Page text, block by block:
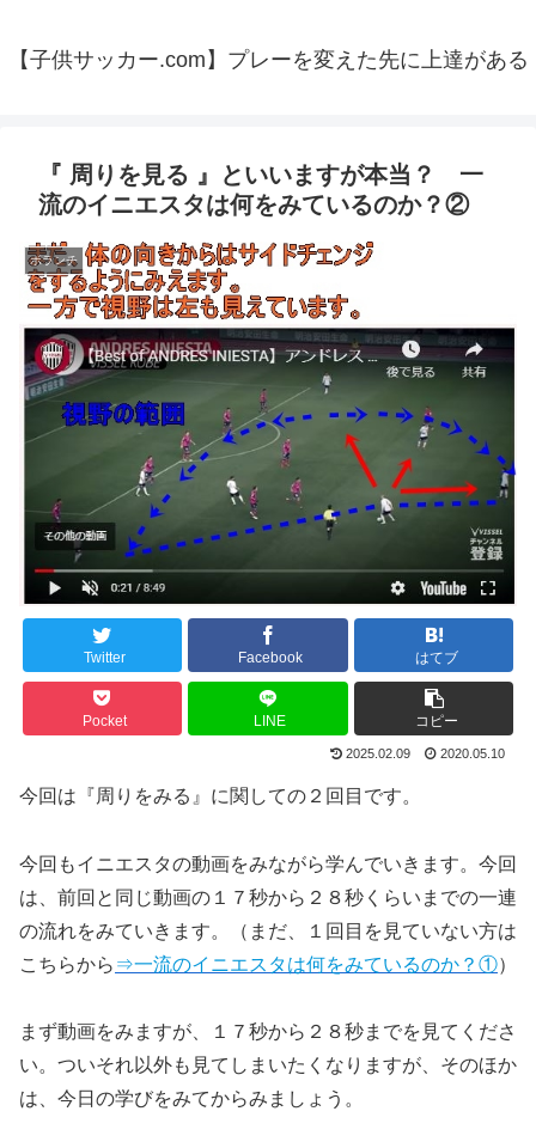
【子供サッカー.com】プレーを変えた先に上達がある
『 周りを見る 』といいますが本当？ 一
流のイニエスタは何をみているのか？②
ボランチ
Twitter Facebook はてブ
Pocket LINE コピー
2025.02.09 2020.05.10
今回は『周りをみる』に関しての２回目です。
今回もイニエスタの動画をみながら学んでいきます。今回
は、前回と同じ動画の１７秒から２８秒くらいまでの一連
の流れをみていきます。（まだ、１回目を見ていない方は
こちらから ⇒一流のイニエスタは何をみているのか？①）
まず動画をみますが、１７秒から２８秒までを見てくださ
い。ついそれ以外も見てしまいたくなりますが、そのほか
は、今日の学びをみてからみましょう。